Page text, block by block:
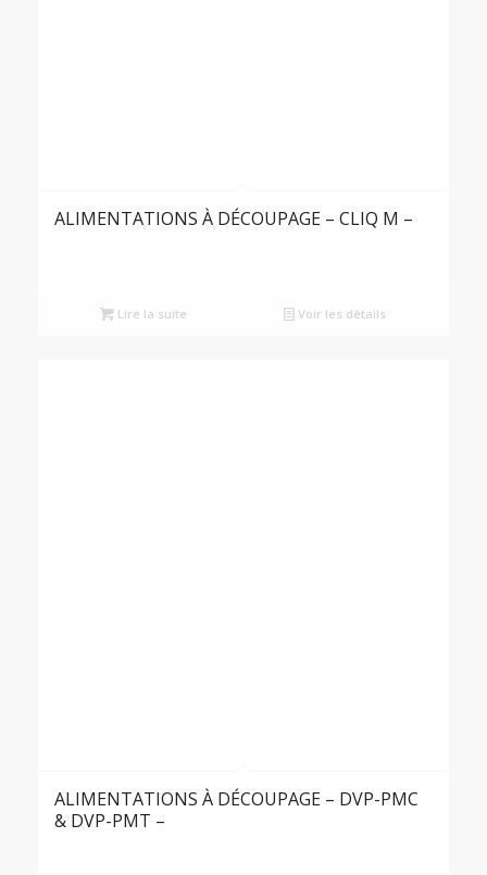
ALIMENTATIONS À DÉCOUPAGE – CLIQ M –
Lire la suite Voir les détails
ALIMENTATIONS À DÉCOUPAGE – DVP-PMC
& DVP-PMT –